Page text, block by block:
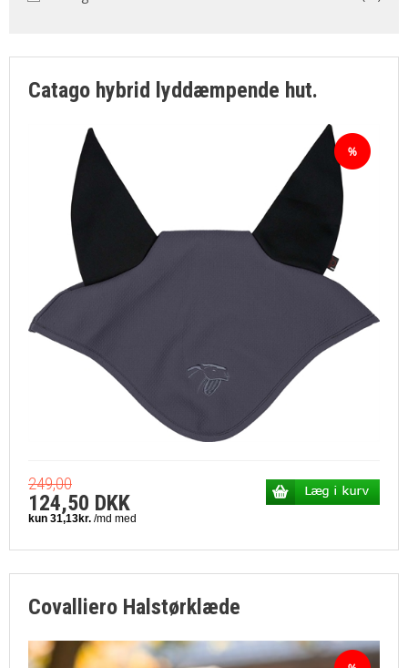
SØGNING
Catago hybrid lyddæmpende hut.
249,00
124,50 DKK
Covalliero Halstørklæde